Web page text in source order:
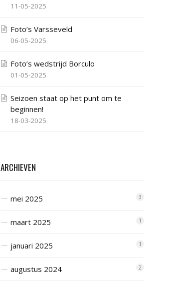
11-05-2025
Foto’s Varsseveld
06-05-2025
Foto’s wedstrijd Borculo
01-05-2025
Seizoen staat op het punt om te
beginnen!
18-03-2025
ARCHIEVEN
mei 2025 3
maart 2025 1
januari 2025 1
augustus 2024 2